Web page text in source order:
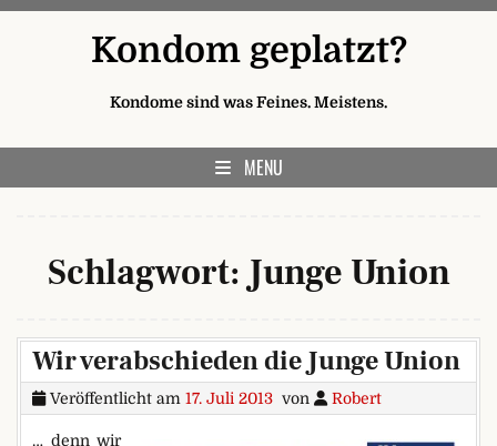
Kondom geplatzt?
Kondome sind was Feines. Meistens.
MENU
Schlagwort:Junge Union
Wir verabschieden die Junge Union
Veröffentlicht am 17. Juli 2013 von Robert
… denn wir